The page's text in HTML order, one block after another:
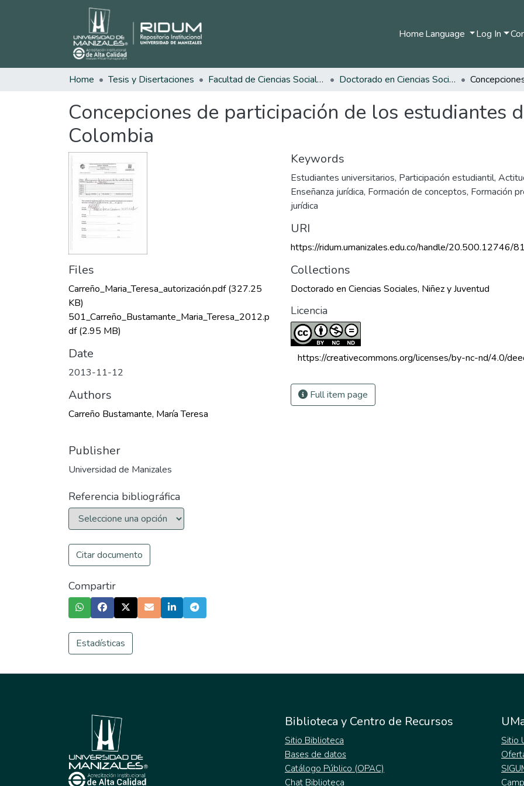
HomeLanguage Log In
Home Tesis y Disertaciones Facultad de Ciencias Sociales y Humanas Doctorado en Ciencias Sociales, Niñez y Juventud
Concepciones de participación de los estudiantes
Colombia
Files
Carreño_Maria_Teresa_autorización.pdf(327.25
KB)
501_Carreño_Bustamante_Maria_Teresa_2012.p
df(2.95 MB)
Date
2013-11-12
Authors
Carreño Bustamante, María Teresa
Publisher
Universidad de Manizales
Referencia bibliográfica
Citar documento
Compartir
Estadísticas
Keywords
Estudiantes universitarios, Participación estudiantil,
Enseñanza jurídica, Formación de conceptos, Formación
jurídica
URI
https://ridum.umanizales.edu.co/handle/20.500.12746/
Collections
Doctorado en Ciencias Sociales, Niñez y Juventud
Licencia
https://creativecommons.org/licenses/by-nc-nd/4.0/
Full item page
Biblioteca y Centro de Recursos
Sitio Biblioteca
Bases de datos
Catálogo Público (OPAC)
Chat Biblioteca
Sitio